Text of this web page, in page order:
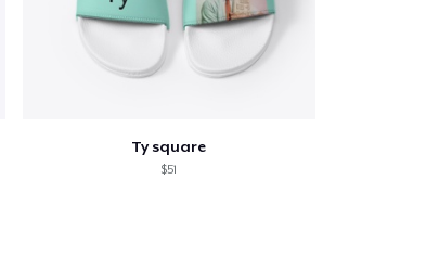
Ty square
$51